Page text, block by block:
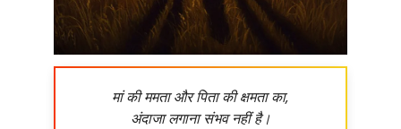
मां की ममता और पिता की क्षमता का,
अंदाजा लगाना संभव नहीं है।